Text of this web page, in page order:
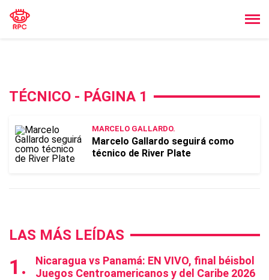
TÉCNICO - PÁGINA 1
MARCELO GALLARDO.
Marcelo Gallardo seguirá como
técnico de River Plate
LAS MÁS LEÍDAS
Nicaragua vs Panamá: EN VIVO, final béisbol
Juegos Centroamericanos y del Caribe 2026